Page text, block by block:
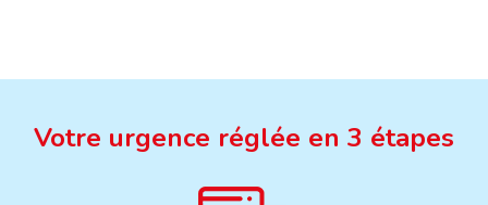
Votre urgence réglée en 3 étapes